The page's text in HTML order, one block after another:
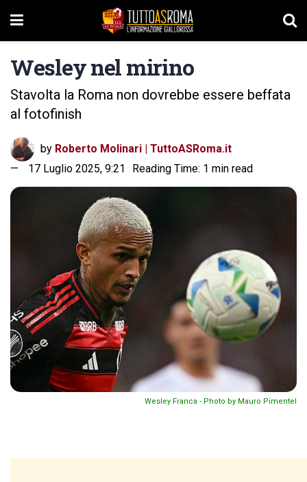
Wesley nel mirino
Stavolta la Roma non dovrebbe essere beffata
al fotofinish
by Roberto Molinari | TuttoASRoma.it
17 Luglio 2025, 9:21
Reading Time: 1 min read
Wesley Franca - Photo by Mauro Pimentel